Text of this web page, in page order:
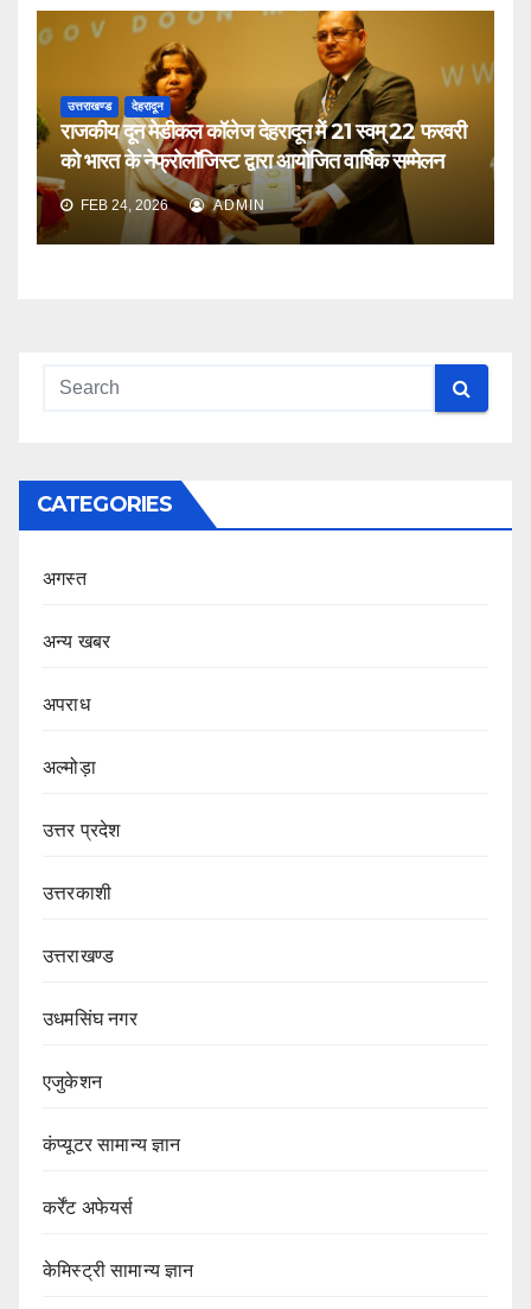
उत्तराखण्ड देहरादून
राजकीय दून मेडीकल कॉलेज देहरादून में 21 स्वम् 22 फरवरी
को भारत के नेफ्रोलॉजिस्ट द्वारा आयोजित वार्षिक सम्मेलन
FEB 24, 2026 ADMIN
CATEGORIES
अगस्त
अन्य खबर
अपराध
अल्मोड़ा
उत्तर प्रदेश
उत्तरकाशी
उत्तराखण्ड
उधमसिंघ नगर
एजुकेशन
कंप्यूटर सामान्य ज्ञान
कर्रेंट अफेयर्स
केमिस्ट्री सामान्य ज्ञान